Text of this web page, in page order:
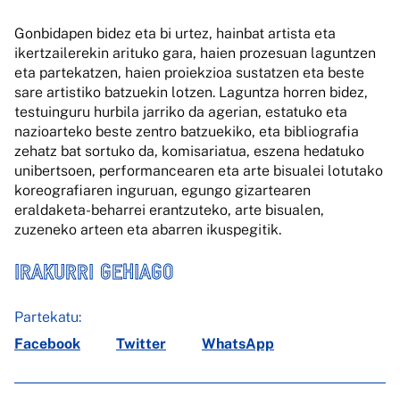
Gonbidapen bidez eta bi urtez, hainbat artista eta
ikertzailerekin arituko gara, haien prozesuan laguntzen
eta partekatzen, haien proiekzioa sustatzen eta beste
sare artistiko batzuekin lotzen. Laguntza horren bidez,
testuinguru hurbila jarriko da agerian, estatuko eta
nazioarteko beste zentro batzuekiko, eta bibliografia
zehatz bat sortuko da, komisariatua, eszena hedatuko
unibertsoen, performancearen eta arte bisualei lotutako
koreografiaren inguruan, egungo gizartearen
eraldaketa-beharrei erantzuteko, arte bisualen,
zuzeneko arteen eta abarren ikuspegitik.
IRAKURRI GEHIAGO
Partekatu:
Facebook
Twitter WhatsApp